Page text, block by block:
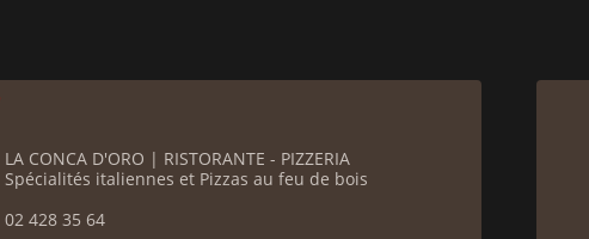
LA CONCA D'ORO | RISTORANTE - PIZZERIA
Spécialités italiennes et Pizzas au feu de bois
02 428 35 64